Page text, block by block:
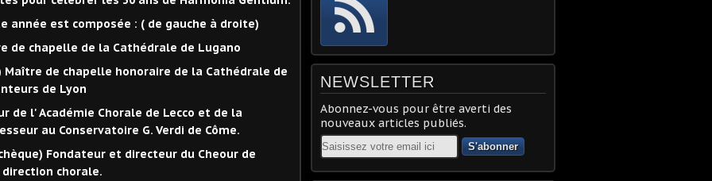
est composée : ( de gauche à droite)
de chapelle de la Cathédrale de Lugano
Maître de chapelle honoraire de la Cathédrale de
de Lyon
de l' Académie Chorale de Lecco et de la
au Conservatoire G. Verdi de Côme.
Fondateur et directeur du Cheour de
direction chorale.
NEWSLETTER
Abonnez-vous pour être averti des
nouveaux articles publiés.
Email